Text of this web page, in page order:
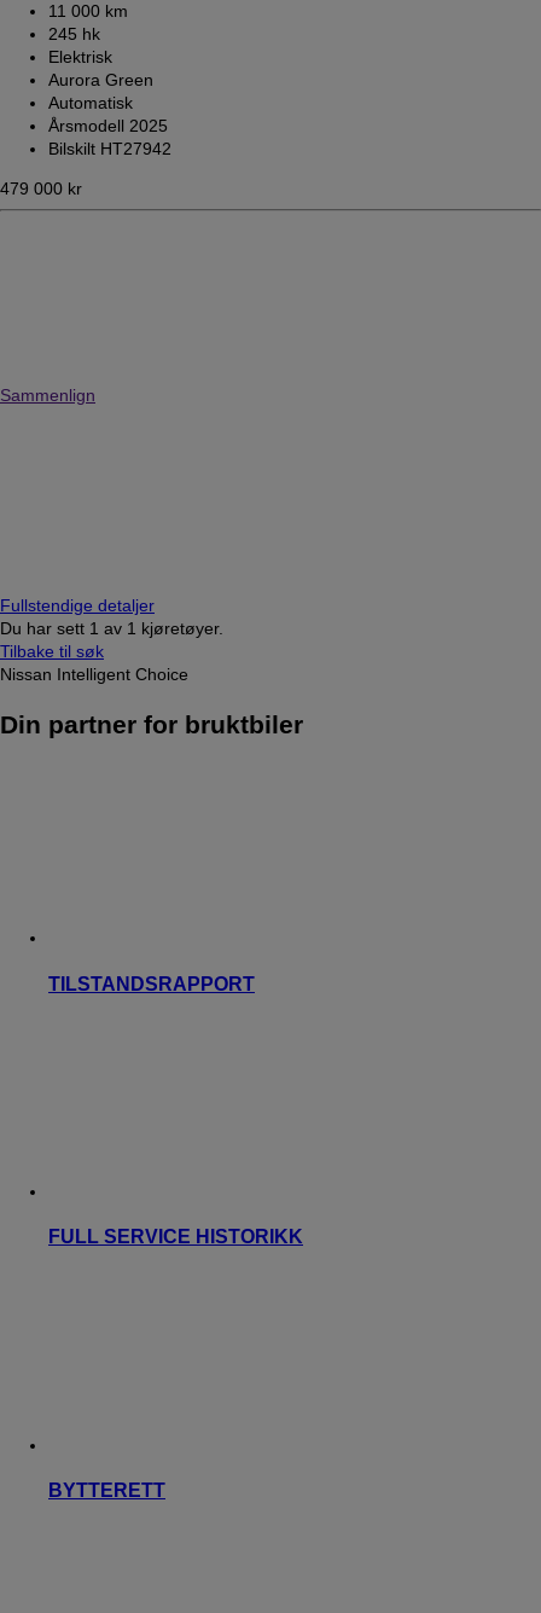
11 000 km
245 hk
Elektrisk
Aurora Green
Automatisk
Årsmodell 2025
Bilskilt HT27942
479 000 kr
Sammenlign
Fullstendige detaljer
Du har sett 1 av 1 kjøretøyer.
Tilbake til søk
Nissan Intelligent Choice
Din partner for bruktbiler
TILSTANDSRAPPORT
FULL SERVICE HISTORIKK
BYTTERETT